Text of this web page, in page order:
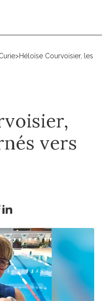
>Héloïse Courvoisier, les
vers